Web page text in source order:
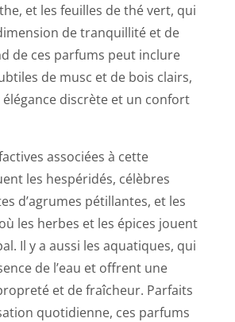
et les feuilles de thé vert, qui
de tranquillité et de
de ces parfums peut inclure
de musc et de bois clairs,
discrète et un confort
associées à cette
les hespéridés, célèbres
d’agrumes pétillantes, et les
les herbes et les épices jouent
Il y a aussi les aquatiques, qui
de l’eau et offrent une
et de fraîcheur. Parfaits
quotidienne, ces parfums